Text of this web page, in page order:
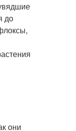
до
они